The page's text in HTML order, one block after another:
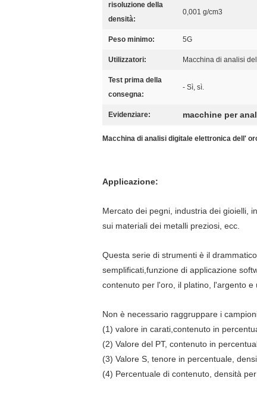
risoluzione della
densità:
0,001 g/cm3
Peso minimo: 5G
Utilizzatori: Macchina di analisi
Test prima della
consegna:
- Sì, sì.
Evidenziare: macchine per
Macchina di analisi digitale elettronica dell'
Applicazione:
Mercato dei pegni, industria dei gioielli,
sui materiali dei metalli preziosi, ecc.
Questa serie di strumenti è il
semplificati,funzione di applicazione
contenuto per l'oro, il platino, l'argento
Non è necessario raggruppare i
(1) valore in carati,contenuto in
(2) Valore del PT, contenuto in
(3) Valore S, tenore in percentuale,
(4) Percentuale di contenuto, densità